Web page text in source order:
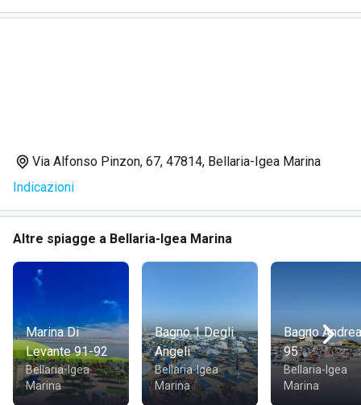
Via Alfonso Pinzon, 67, 47814, Bellaria-Igea Marina
Indicazioni
Altre spiagge a Bellaria-Igea Marina
Marina Di
Levante 91-92
Bellaria-Igea
Marina
Bagno 1 Degli
Angeli
Bellaria-Igea
Marina
Bagno Andrea
95
Bellaria-Igea
Marina